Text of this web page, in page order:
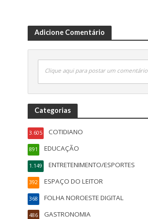
Adicione Comentário
Clique aqui para postar um comentário
Categorias
COTIDIANO
3.605
EDUCAÇÃO
891
ENTRETENIMENTO/ESPORTES
1.149
ESPAÇO DO LEITOR
392
FOLHA NOROESTE DIGITAL
368
GASTRONOMIA
486